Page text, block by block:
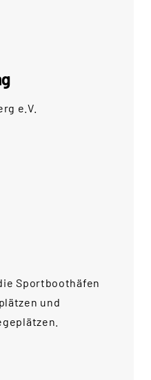
e.V.
Sportboothäfen
und